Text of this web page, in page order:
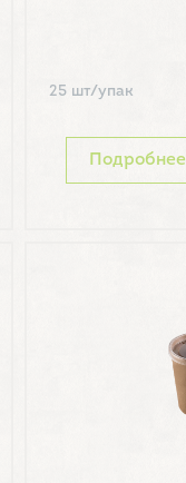
25 шт/упак
Подробнее